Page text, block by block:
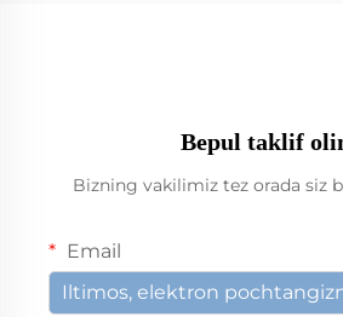
Bepul taklif
Bizning vakilimiz tez orada siz
Email